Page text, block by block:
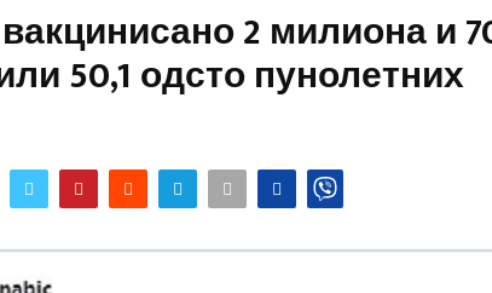
2 милиона и
50,1 одсто пунолетних